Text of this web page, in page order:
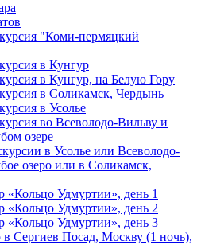
"Коми-пермяцкий
в Кунгур
в Кунгур, на Белую Гору
в Соликамск, Чердынь
в Усолье
во Всеволодо-Вильву и
озере
в Усолье или Всеволодо-
озеро или в Соликамск,
«Кольцо Удмуртии», день 1
«Кольцо Удмуртии», день 2
«Кольцо Удмуртии», день 3
в Сергиев Посад, Москву (1 ночь),